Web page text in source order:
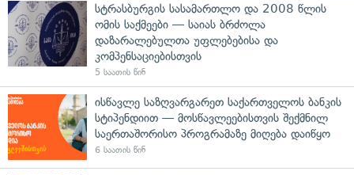
სტრასბურგის სასამართლო და 2008 წლის
ომის საქმეები — საიას ბრძოლა
დაზარალებულთა უფლებებისა და
კომპენსაციებისთვის
5 საათის წინ
ისწავლე საზღვარგარეთ საქართველოს ბანკის
სტიპენდიით — მოსწავლეებისთვის შექმნილ
საერთაშორისო პროგრამაზე მიღება დაიწყო
6 საათის წინ